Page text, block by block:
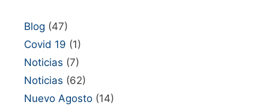
Blog (47)
Covid 19 (1)
Noticias (7)
Noticias (62)
Nuevo Agosto (14)